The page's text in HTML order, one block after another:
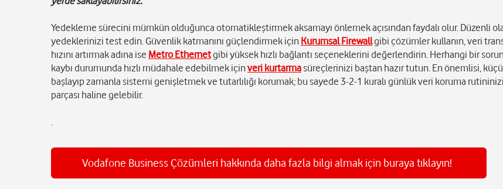
Yedekleme sürecini mümkün olduğunca otomatikleştirmek aksamayı önlemek açısından faydalı olur. Düzenli
yedeklerinizi test edin. Güvenlik katmanını güçlendirmek için Kurumsal Firewallgibi çözümler kullanın, veri
hızını artırmak adına ise Metro Ethernetgibi yüksek hızlı bağlantı seçeneklerini değerlendirin. Herhangi bir
kaybı durumunda hızlı müdahale edebilmek içinveri kurtarma süreçlerinizi baştan hazır tutun. En önemlisi,
başlayıp zamanla sistemi genişletmek ve tutarlılığı korumak; bu sayede 3-2-1 kuralı günlük veri koruma
parçası haline gelebilir.
.
Vodafone Business Çözümleri hakkında daha fazla bilgi almak için buraya tıklayın!